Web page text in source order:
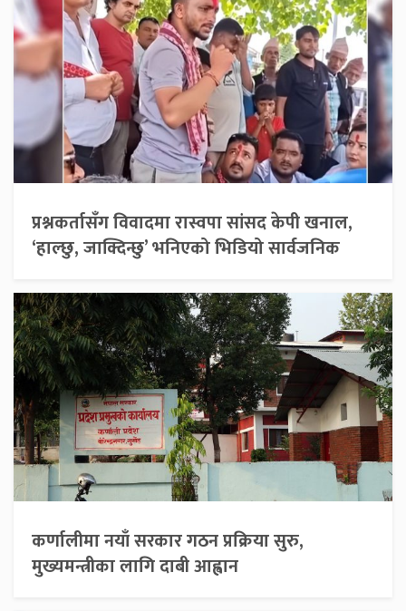
प्रश्नकर्तासँग विवादमा रास्वपा सांसद केपी खनाल,
‘हाल्छु, जाक्दिन्छु’ भनिएको भिडियो सार्वजनिक
कर्णालीमा नयाँ सरकार गठन प्रक्रिया सुरु,
मुख्यमन्त्रीका लागि दाबी आह्वान